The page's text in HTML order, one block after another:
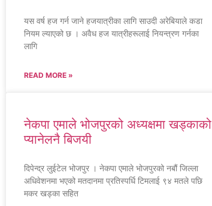
यस वर्ष हज गर्न जाने हजयात्रीका लागि साउदी अरेबियाले कडा
नियम ल्याएको छ । अवैध हज यात्रीहरूलाई नियन्त्रण गर्नका
लागि
READ MORE »
नेकपा एमाले भोजपुरको अध्यक्षमा खड्काको
प्यानेलनै बिजयी
दिपेन्द्र लुईटेल भोजपुर । नेकपा एमाले भोजपुरको नबौं जिल्ला
अधिवेशनमा भएको मतदानमा प्रतिस्पर्धि टिमलाई ९४ मतले पछि
मकर खड्का सहित